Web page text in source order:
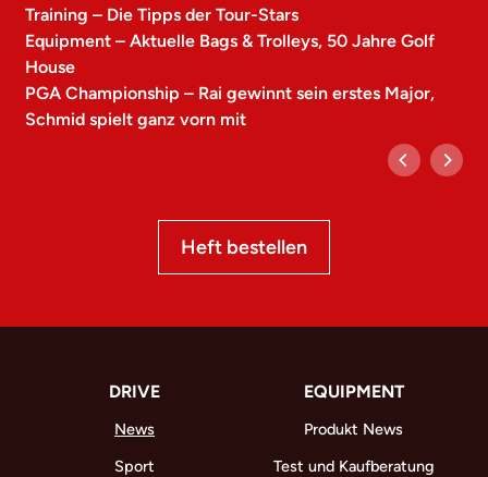
Training – Die Tipps der Tour-Stars
Equipment – Aktuelle Bags & Trolleys, 50 Jahre Golf
House
PGA Championship – Rai gewinnt sein erstes Major,
Schmid spielt ganz vorn mit
Heft bestellen
DRIVE
News
Sport
EQUIPMENT
Produkt News
Test und Kaufberatung